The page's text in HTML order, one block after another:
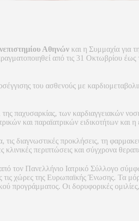
Αθηνών και η Συμμαχία για
από τις 31 Οκτωβρίου
του ασθενούς με
της παχυσαρκίας, των καρδιαγγειακών
και παραϊατρικών ειδικοτήτων και
διαγνωστικές προκλήσεις, τη
περιπτώσεις και σύγχρονα
τον Πανελλήνιο Ιατρικό Σύλλογο
χώρες της Ευρωπαϊκής Ένωσης. Τα
προγράμματος. Οι δορυφορικές